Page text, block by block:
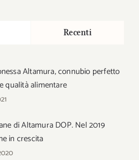
Recenti
Altamura, connubio perfetto
qualità alimentare
di Altamura DOP. Nel 2019
in crescita